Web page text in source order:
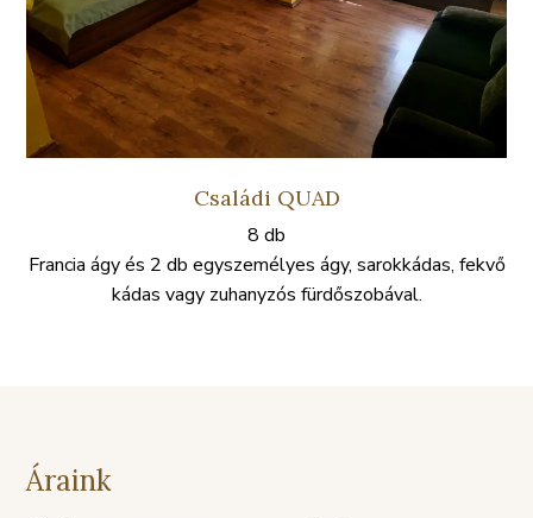
Családi QUAD
8 db
Francia ágy és 2 db egyszemélyes ágy, sarokkádas, fekvő
kádas vagy zuhanyzós fürdőszobával.
Áraink